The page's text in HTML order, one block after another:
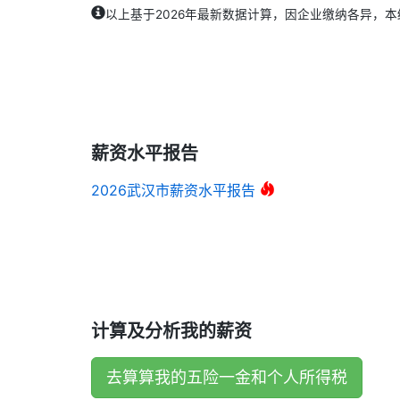
以上基于2026年最新数据计算，因企业缴纳各异，本
薪资水平报告
2026武汉市薪资水平报告
计算及分析我的薪资
去算算我的五险一金和个人所得税